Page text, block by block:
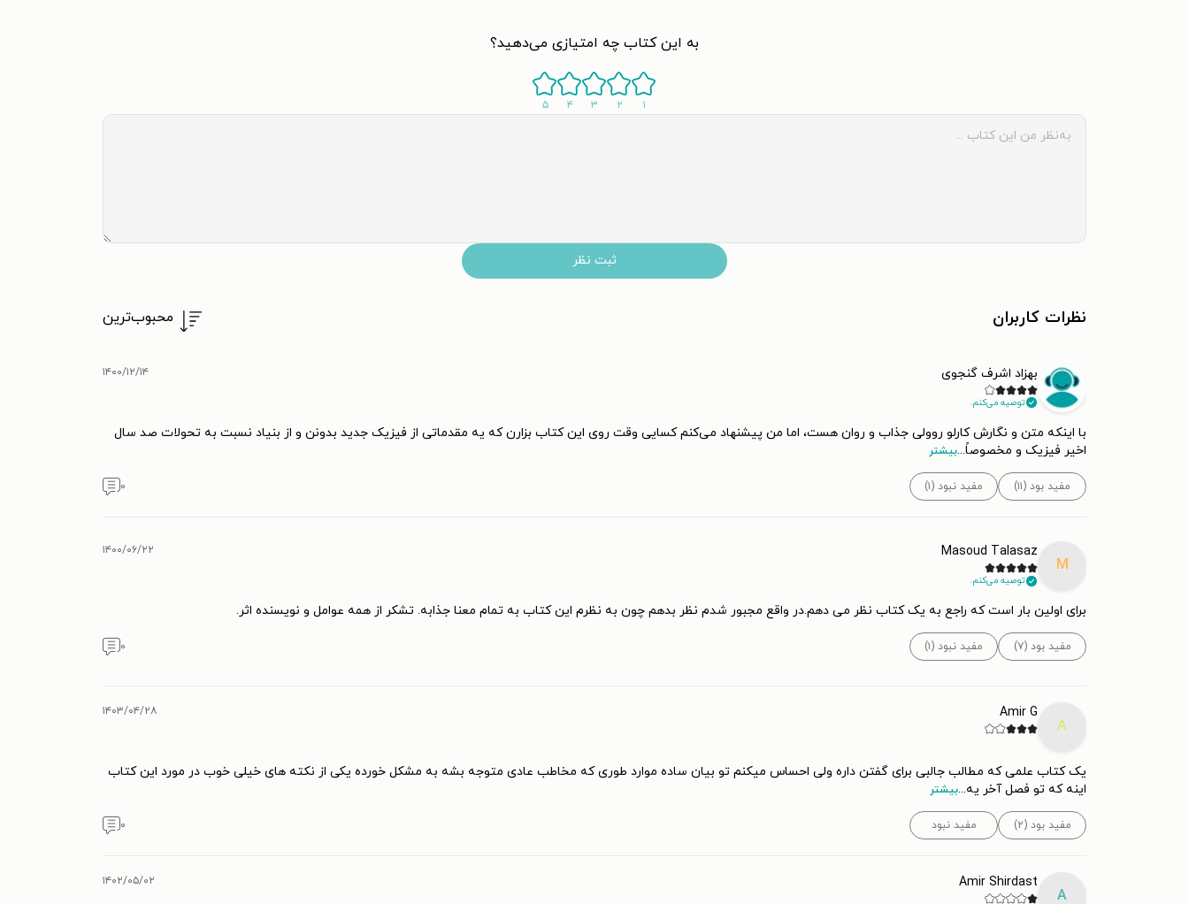
به این کتاب چه امتیازی می‌دهید؟
۱ ۲ ۳ ۴ ۵
ثبت نظر
نظرات کاربران محبوب‌ترین
بهزاد اشرف گنجوی
توصیه می‌کنم.
۱۴۰۰/۱۲/۱۴
با اینکه متن و نگارش کارلو روولی جذاب و روان هست، اما من پیشنهاد می‌کنم کسایی وقت روی این کتاب بزارن که یه مقدماتی از فیزیک جدید بدونن و از بنیاد نسبت به تحولات صد سال
اخیر فیزیک و مخصوصاً...بیشتر
مفید بود (۱۱) مفید نبود (۱) ۰
M
Masoud Talasaz
توصیه می‌کنم.
۱۴۰۰/۰۶/۲۲
برای اولین بار است که راجع به یک کتاب نظر می دهم.در واقع مجبور شدم نظر بدهم چون به نظرم این کتاب به تمام معنا جذابه. تشکر از همه عوامل و نویسنده اثر.
مفید بود (۷) مفید نبود (۱) ۰
A
Amir G ۱۴۰۳/۰۴/۲۸
یک کتاب علمی که مطالب جالبی برای گفتن داره ولی احساس میکنم تو بیان ساده موارد طوری که مخاطب عادی متوجه بشه به مشکل خورده یکی از نکته های خیلی خوب در مورد این کتاب
اینه که تو فصل آخر یه...بیشتر
مفید بود (۲) مفید نبود ۰
A
Amir Shirdast ۱۴۰۲/۰۵/۰۲